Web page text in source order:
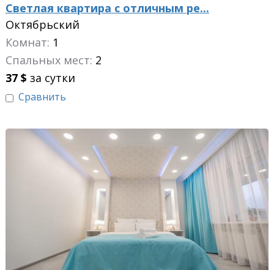
Светлая квартира с отличным ре...
Октябрьский
Комнат: 1
Спальных мест: 2
37 $ за сутки
Сравнить